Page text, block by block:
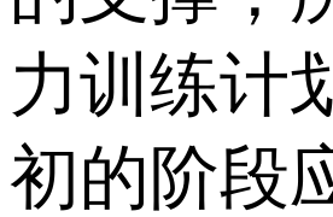
力训练计
初的阶段